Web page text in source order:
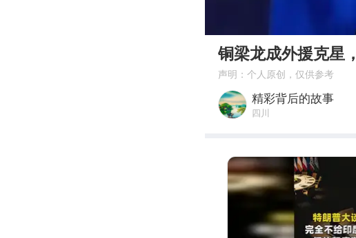
铜梁龙成外援克星
声明：个人原创，仅供参考
精彩背后的故事
四川